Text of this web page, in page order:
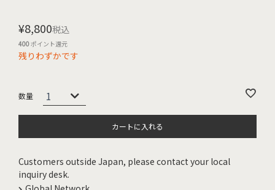
¥8,800税込
400ポイント還元
残りわずかです
カートに入れる
Customers outside Japan, please contact your local
inquiry desk.